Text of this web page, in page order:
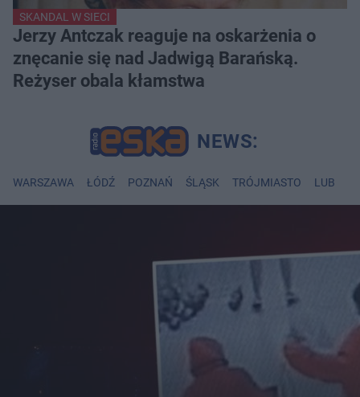
SKANDAL W SIECI
Jerzy Antczak reaguje na oskarżenia o
znęcanie się nad Jadwigą Barańską.
Reżyser obala kłamstwa
WARSZAWA ŁÓDŹ POZNAŃ ŚLĄSK TRÓJMIASTO LUBLIN